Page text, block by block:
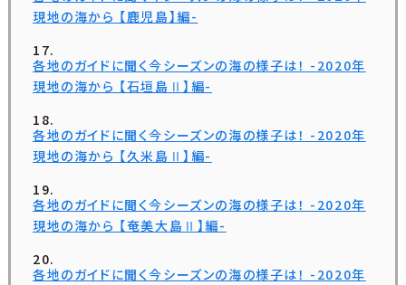
現地の海から 【鹿児島】編-
各地のガイドに聞く今シーズンの海の様子は！ -2020年
現地の海から 【石垣島Ⅱ】編-
各地のガイドに聞く今シーズンの海の様子は！ -2020年
現地の海から 【久米島Ⅱ】編-
各地のガイドに聞く今シーズンの海の様子は！ -2020年
現地の海から 【奄美大島Ⅱ】編-
各地のガイドに聞く今シーズンの海の様子は！ -2020年